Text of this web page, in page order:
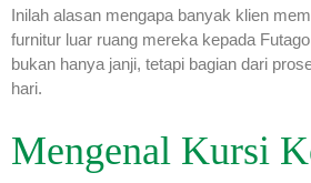
Inilah alasan mengapa banyak klien
furnitur luar ruang mereka kepada
bukan hanya janji, tetapi bagian dari
hari.
Mengenal Kursi